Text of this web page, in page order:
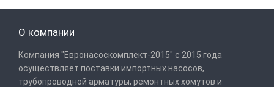
О компании
Компания "Евронасоскомплект-2015" с 2015 года
осуществляет поставки импортных насосов,
трубопроводной арматуры, ремонтных хомутов и